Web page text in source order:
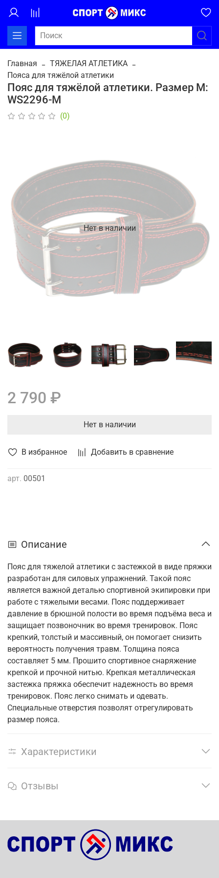
Главная
ТЯЖЕЛАЯ АТЛЕТИКА
Пояса для тяжёлой атлетики
Пояс для тяжёлой атлетики. Размер М:
WS2296-М
(0)
В избранное Добавить в сравнение
арт. 00501
Нет в наличии
2 790 ₽
Нет в наличии
Описание
Пояс для тяжелой атлетики с застежкой в виде пряжки
разработан для силовых упражнений. Такой пояс
является важной деталью спортивной экипировки при
работе с тяжелыми весами. Пояс поддерживает
давление в брюшной полости во время подъёма веса и
защищает позвоночник во время тренировок. Пояс
крепкий, толстый и массивный, он помогает снизить
вероятность получения травм. Толщина пояса
составляет 5 мм. Прошито спортивное снаряжение
крепкой и прочной нитью. Крепкая металлическая
застежка пряжка обеспечит надежность во время
тренировок. Пояс легко снимать и одевать.
Специальные отверстия позволят отрегулировать
размер пояса.
Характеристики
Отзывы